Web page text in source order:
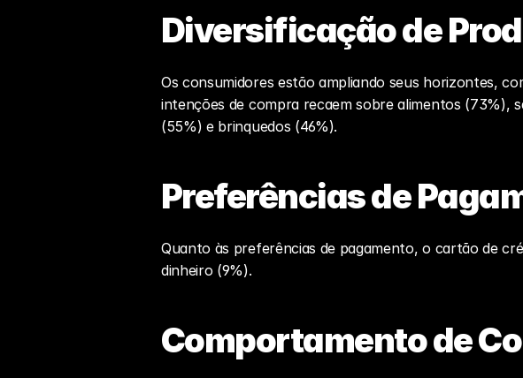
Diversificação de
Os consumidores estão ampliando seus horizontes,
intenções de compra recaem sobre alimentos (73%),
(55%) e brinquedos (46%).
Preferências de
Quanto às preferências de pagamento, o cartão de
dinheiro (9%).
Comportamento de